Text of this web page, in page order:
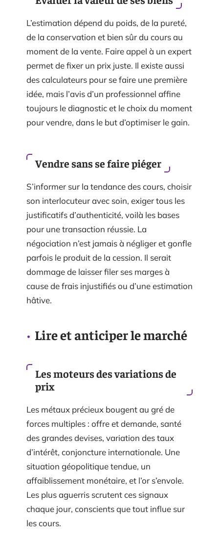
L’estimation dépend du poids, de la pureté,
de la conservation et bien sûr du cours au
moment de la vente. Faire appel à un expert
permet de fixer un prix juste. Il existe aussi
des calculateurs pour se faire une première
idée, mais l’avis d’un professionnel affine
toujours le diagnostic et le choix du moment
pour vendre, dans le but d’optimiser le gain.
Vendre sans se faire piéger
S’informer sur la tendance des cours, choisir
son interlocuteur avec soin, exiger tous les
justificatifs d’authenticité, voilà les bases
pour une transaction réussie. La
négociation n’est jamais à négliger et gonfle
parfois le produit de la cession. Il serait
dommage de laisser filer ses marges à
cause de frais injustifiés ou d’une estimation
hâtive.
Lire et anticiper le marché
Les moteurs des variations de
prix
Les métaux précieux bougent au gré de
forces multiples : offre et demande, santé
des grandes devises, variation des taux
d’intérêt, conjoncture internationale. Une
situation géopolitique tendue, un
affaiblissement monétaire, et l’or s’envole.
Les plus aguerris scrutent ces signaux
chaque jour, conscients que tout influe sur
les cours.